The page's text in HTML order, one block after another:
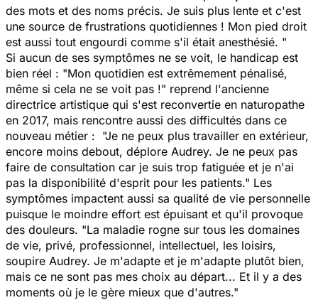
des mots et des noms précis. Je suis plus lente et c'est
une source de frustrations quotidiennes ! Mon pied droit
est aussi tout engourdi comme s'il était anesthésié. "
Si aucun de ses symptômes ne se voit, le handicap est
bien réel : "Mon quotidien est extrêmement pénalisé,
même si cela ne se voit pas !" reprend l'ancienne
directrice artistique qui s'est reconvertie en naturopathe
en 2017, mais rencontre aussi des difficultés dans ce
nouveau métier : "Je ne peux plus travailler en extérieur,
encore moins debout, déplore Audrey. Je ne peux pas
faire de consultation car je suis trop fatiguée et je n'ai
pas la disponibilité d'esprit pour les patients." Les
symptômes impactent aussi sa qualité de vie personnelle
puisque le moindre effort est épuisant et qu'il provoque
des douleurs. "La maladie rogne sur tous les domaines
de vie, privé, professionnel, intellectuel, les loisirs,
soupire Audrey. Je m'adapte et je m'adapte plutôt bien,
mais ce ne sont pas mes choix au départ... Et il y a des
moments où je le gère mieux que d'autres."